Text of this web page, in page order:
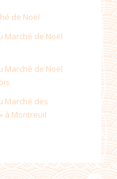
de Noël
Marché de Noël
Marché de Noël
Marché des
à Montreuil